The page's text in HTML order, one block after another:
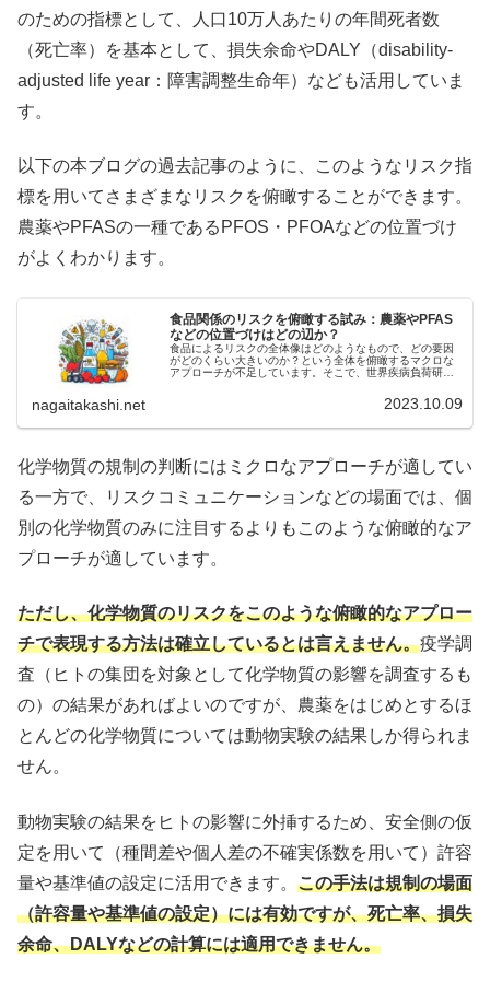
のための指標として、人口10万人あたりの年間死者数
（死亡率）を基本として、損失余命やDALY（disability-
adjusted life year：障害調整生命年）なども活用していま
す。
以下の本ブログの過去記事のように、このようなリスク指
標を用いてさまざまなリスクを俯瞰することができます。
農薬やPFASの一種であるPFOS・PFOAなどの位置づけ
がよくわかります。
食品関係のリスクを俯瞰する試み：農薬やPFAS
などの位置づけはどの辺か？
食品によるリスクの全体像はどのようなもので、どの要因
がどのくらい大きいのか？という全体を俯瞰するマクロな
アプローチが不足しています。そこで、世界疾病負荷研究
PFASなど話題の化学物質の位置付けも併せて示します。
nagaitakashi.net 2023.10.09
化学物質の規制の判断にはミクロなアプローチが適してい
る一方で、リスクコミュニケーションなどの場面では、個
別の化学物質のみに注目するよりもこのような俯瞰的なア
プローチが適しています。
ただし、化学物質のリスクをこのような俯瞰的なアプロー
チで表現する方法は確立しているとは言えません。疫学調
査（ヒトの集団を対象として化学物質の影響を調査するも
の）の結果があればよいのですが、農薬をはじめとするほ
とんどの化学物質については動物実験の結果しか得られま
せん。
動物実験の結果をヒトの影響に外挿するため、安全側の仮
定を用いて（種間差や個人差の不確実係数を用いて）許容
量や基準値の設定に活用できます。 この手法は規制の場面
（許容量や基準値の設定）には有効ですが、死亡率、損失
余命、DALYなどの計算には適用できません。